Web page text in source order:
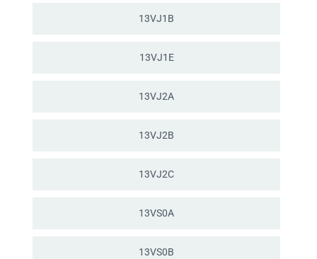
13VJ1B
13VJ1E
13VJ2A
13VJ2B
13VJ2C
13VS0A
13VS0B